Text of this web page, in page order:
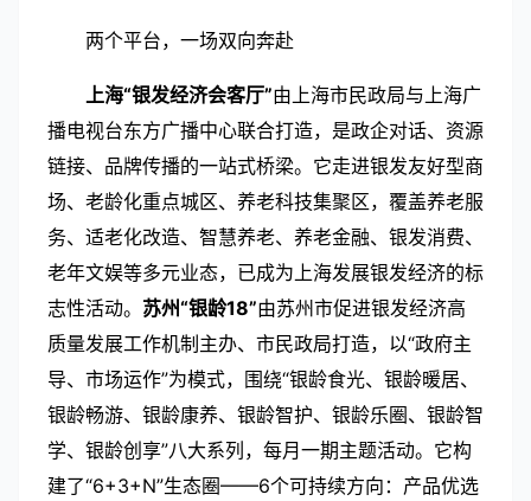
两个平台，一场双向奔赴
上海“银发经济会客厅”由上海市民政局与上海广
播电视台东方广播中心联合打造，是政企对话、资源
链接、品牌传播的一站式桥梁。它走进银发友好型商
场、老龄化重点城区、养老科技集聚区，覆盖养老服
务、适老化改造、智慧养老、养老金融、银发消费、
老年文娱等多元业态，已成为上海发展银发经济的标
志性活动。 苏州“银龄18”由苏州市促进银发经济高
质量发展工作机制主办、市民政局打造，以“政府主
导、市场运作”为模式，围绕“银龄食光、银龄暖居、
银龄畅游、银龄康养、银龄智护、银龄乐圈、银龄智
学、银龄创享”八大系列，每月一期主题活动。它构
建了“6+3+N”生态圈——6个可持续方向：产品优选